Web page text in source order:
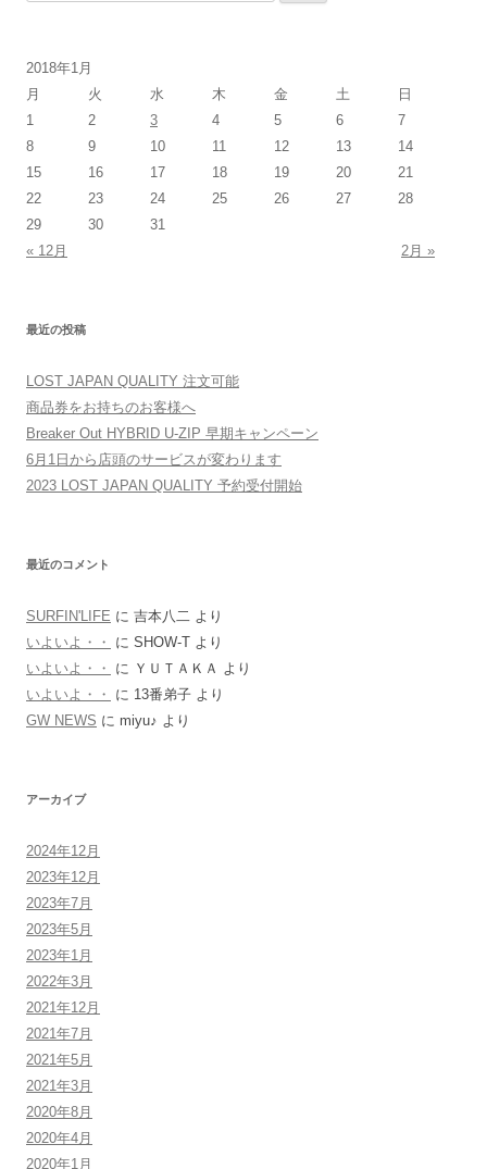
2018年1月
月
火 水 木 金 土
日
1
2 3 4 5 6
7
8
9 10 11 12 13
14
15
16 17 18 19 20
21
22
23 24 25 26 27
28
29
30
31
« 12月
2月 »
最近の投稿
LOST JAPAN QUALITY 注文可能
商品券をお持ちのお客様へ
Breaker Out HYBRID U-ZIP 早期キャンペーン
6月1日から店頭のサービスが変わります
2023 LOST JAPAN QUALITY 予約受付開始
最近のコメント
SURFIN'LIFE に 吉本八二 より
いよいよ・・
に SHOW-T より
いよいよ・・
に ＹＵＴＡＫＡ より
いよいよ・・
に 13番弟子 より
GW NEWS に miyu♪ より
アーカイブ
2024年12月
2023年12月
2023年7月
2023年5月
2023年1月
2022年3月
2021年12月
2021年7月
2021年5月
2021年3月
2020年8月
2020年4月
2020年1月